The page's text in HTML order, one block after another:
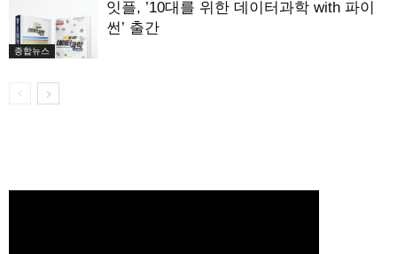
종합뉴스
잇플, ’10대를 위한 데이터과학 with 파이
썬’ 출간